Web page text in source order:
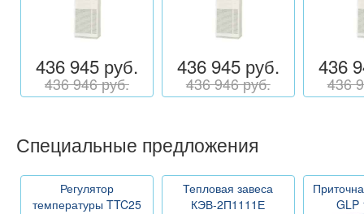
436 945 руб.
436 946 руб.
436 945 руб.
436 946 руб.
436
436
Специальные предложения
Регулятор
температуры TTC25
Тепловая завеса
КЭВ-2П1111Е
GLP